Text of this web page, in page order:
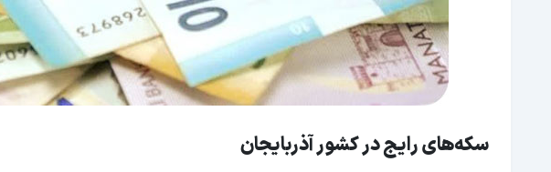
سکه‌های رایج در کشور آذربایجان